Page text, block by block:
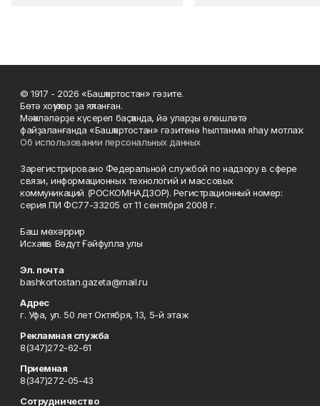
© 1917 - 2026 «Башҡортостан» гәзите.
Бөтә хоҡуҡтар ҙа яҡланған.
Мәҡәләләрҙе күсереп баҫҡанда, йә уларҙы өлөшләтә
файҙаланғанда «Башҡортостан» гәзитенә һылтанма яһау мотлаҡ.
Об использовании персональных данных
Зарегистрировано Федеральной службой по надзору в сфере
связи, информационных технологий и массовых
коммуникаций (РОСКОМНАДЗОР). Регистрационный номер:
серия ПИ ФС77-33205 от 11 сентября 2008 г.
Баш мөхәррир
Исхаҡов Вәдүт Ғәйфулла улы
Эл. почта
bashkortostan.gazeta@mail.ru
Адрес
г. Уфа, ул. 50 лет Октября, 13, 5-й этаж
Рекламная служба
8(347)272-62-61
Приемная
8(347)272-05-43
Сотрудничество